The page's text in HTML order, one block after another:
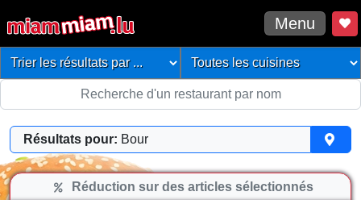
Menu
Résultats pour: Bour
Réduction sur des articles sélectionnés